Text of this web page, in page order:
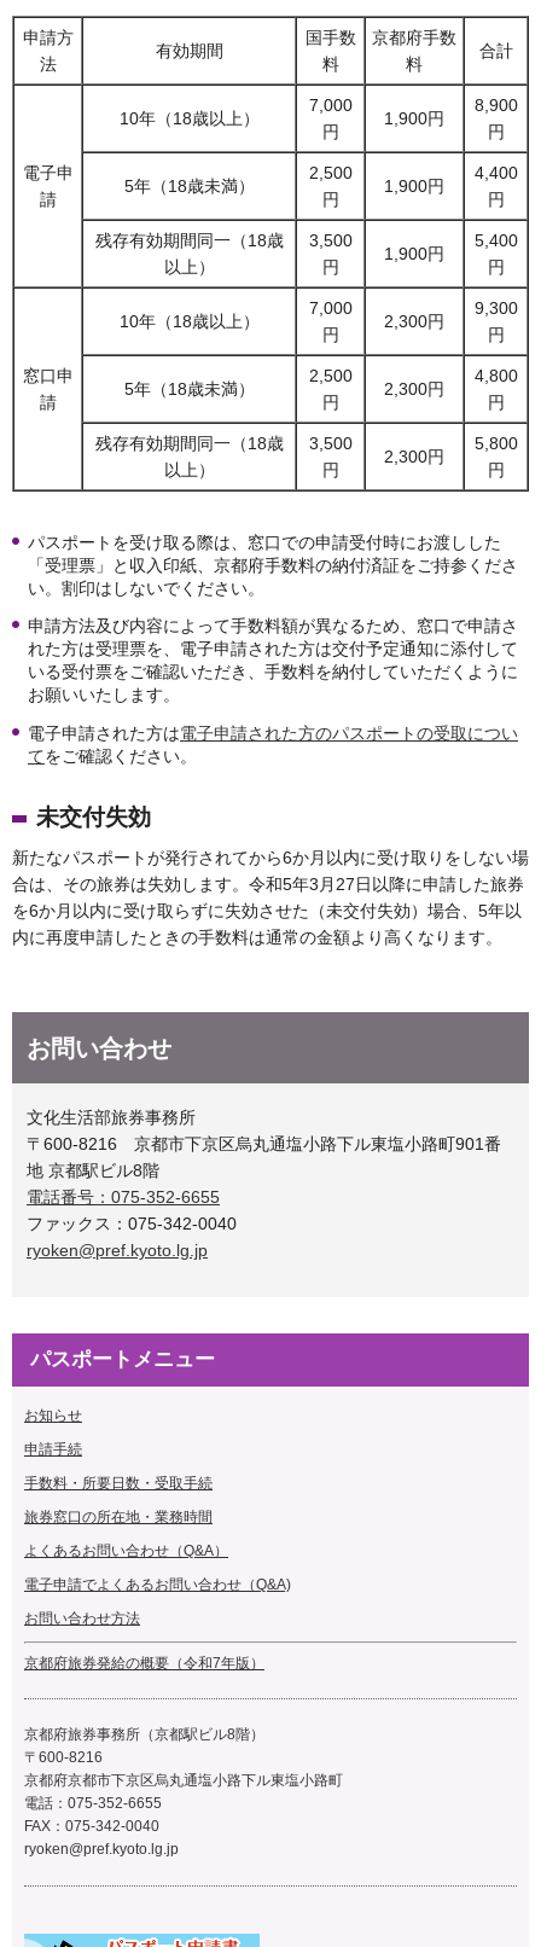
申請方
法
有効期間
国手数
料
京都府手数
料
合計
電子申
請
10年（18歳以上）
7,000
円
1,900円
8,900
円
5年（18歳未満）
2,500
円
1,900円
4,400
円
残存有効期間同一（18歳
以上）
3,500
円
1,900円
5,400
円
窓口申
請
10年（18歳以上）
7,000
円
2,300円
9,300
円
5年（18歳未満）
2,500
円
2,300円
4,800
円
残存有効期間同一（18歳
以上）
3,500
円
2,300円
5,800
円
パスポートを受け取る際は、窓口での申請受付時にお渡しした
「受理票」と収入印紙、京都府手数料の納付済証をご持参くださ
い。割印はしないでください。
申請方法及び内容によって手数料額が異なるため、窓口で申請さ
れた方は受理票を、電子申請された方は交付予定通知に添付して
いる受付票をご確認いただき、手数料を納付していただくように
お願いいたします。
電子申請された方は電子申請された方のパスポートの受取につい
てをご確認ください。
未交付失効
新たなパスポートが発行されてから6か月以内に受け取りをしない場
合は、その旅券は失効します。令和5年3月27日以降に申請した旅券
を6か月以内に受け取らずに失効させた（未交付失効）場合、5年以
内に再度申請したときの手数料は通常の金額より高くなります。
お問い合わせ
文化生活部旅券事務所
〒600-8216 京都市下京区烏丸通塩小路下ル東塩小路町901番
地 京都駅ビル8階
電話番号：075-352-6655
ファックス：075-342-0040
ryoken@pref.kyoto.lg.jp
パスポートメニュー
お知らせ
申請手続
手数料・所要日数・受取手続
旅券窓口の所在地・業務時間
よくあるお問い合わせ（Q&A）
電子申請でよくあるお問い合わせ（Q&A)
お問い合わせ方法
京都府旅券発給の概要（令和7年版）
京都府旅券事務所（京都駅ビル8階）
〒600-8216
京都府京都市下京区烏丸通塩小路下ル東塩小路町
電話：075-352-6655
FAX：075-342-0040
ryoken@pref.kyoto.lg.jp